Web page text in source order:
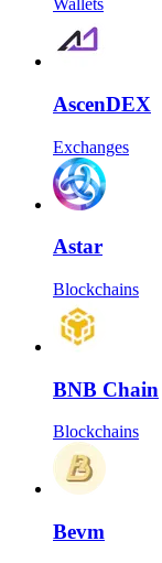
Wallets
AscenDEX
Exchanges
Astar
Blockchains
BNB Chain
Blockchains
Bevm